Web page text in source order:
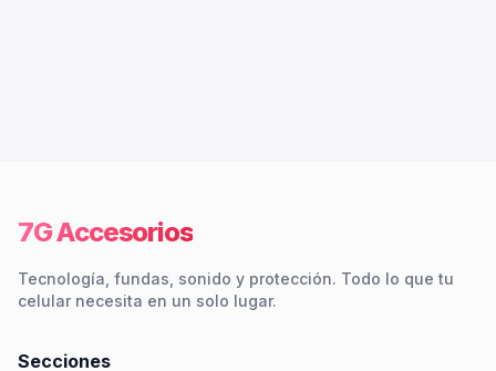
7G Accesorios
Tecnología, fundas, sonido y protección. Todo lo que tu
celular necesita en un solo lugar.
Secciones